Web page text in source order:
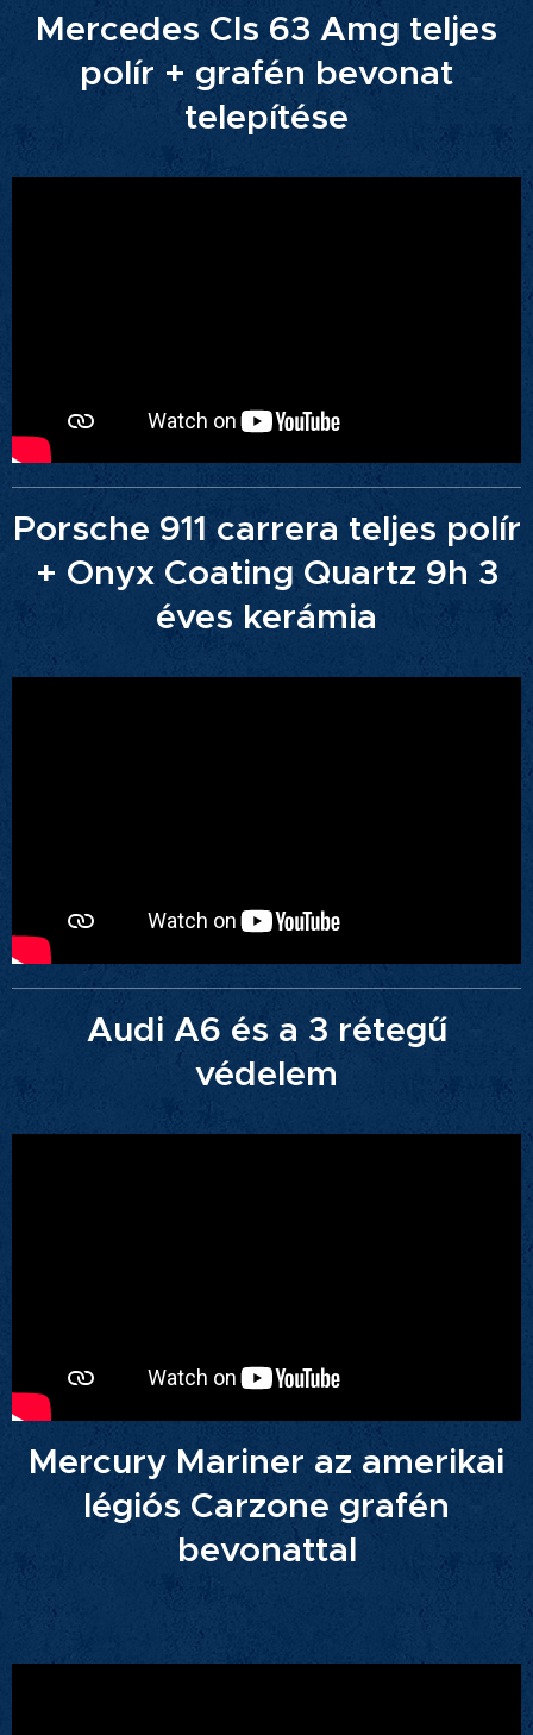
Mercedes Cls 63 Amg teljes
polír + grafén bevonat
telepítése
Porsche 911 carrera teljes polír
+ Onyx Coating Quartz 9h 3
éves kerámia
Audi A6 és a 3 rétegű
védelem
Mercury Mariner az amerikai
légiós Carzone grafén
bevonattal